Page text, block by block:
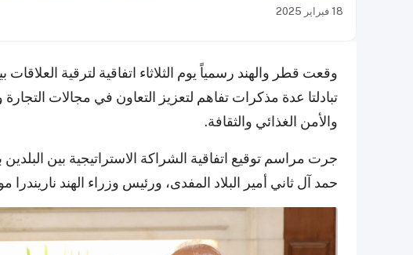
18 فبراير 2025
وقعت قطر والهند رسمياً يوم الثلاثاء اتفاقية لترقية
تبادلتا عدة مذكرات تفاهم لتعزيز التعاون في مجالات التجارة
والأمن الغذائي والثقافة.
جرت مراسم توقيع اتفاقية الشراكة الاستراتيجية بين
حمد آل ثاني أمير البلاد المفدى، ورئيس وزراء الهند